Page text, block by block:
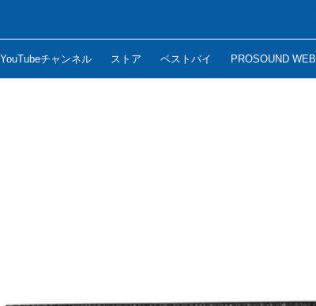
YouTubeチャンネル ストア ベストバイ PROSOUND WEB